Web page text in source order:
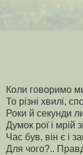
Коли говоримо
То різні хвилі,
Роки й секунди
Думок рої і мрій
Час був, він є і
Для чого?..